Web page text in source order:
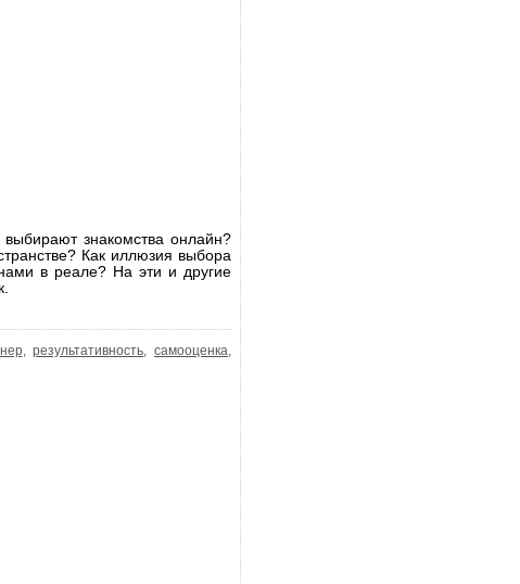
знакомства онлайн?
Как иллюзия выбора
в реале? На эти и другие
,результативность, самооценка,